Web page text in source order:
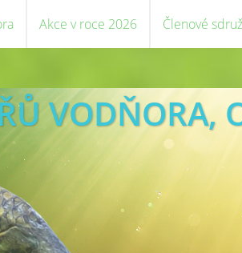
Akce v roce 2026 Členové
VODŇORA,